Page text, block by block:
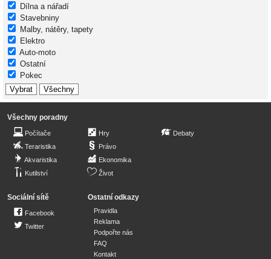
Dílna a nářadí
Stavebniny
Malby, nátěry, tapety
Elektro
Auto-moto
Ostatní
Pokec
Všechny poradny
Počítače
Teraristika
Akvaristika
Kutilství
Hry
Právo
Ekonomika
Život
Debaty
Sociální sítě
Facebook
Twitter
Ostatní odkazy
Pravidla
Reklama
Podpořte nás
FAQ
Kontakt